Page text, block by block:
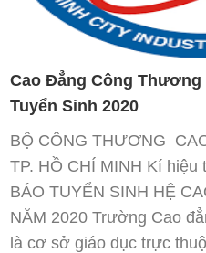
Cao Đẳng Công Thương
Tuyển Sinh 2020
BỘ CÔNG THƯƠNG
TP. HỒ CHÍ MINH Kí
BÁO TUYỂN SINH HỆ
NĂM 2020 Trường Cao
là cơ sở giáo dục trực